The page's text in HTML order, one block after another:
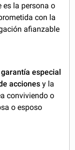
es la persona o
con la
afianzable
garantía especial
acciones y la
conviviendo o
o esposo